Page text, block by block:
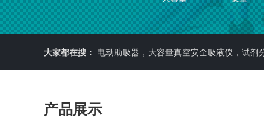
大家都在搜： 电动助吸器，大容量真空安全吸液仪，试
产品展示